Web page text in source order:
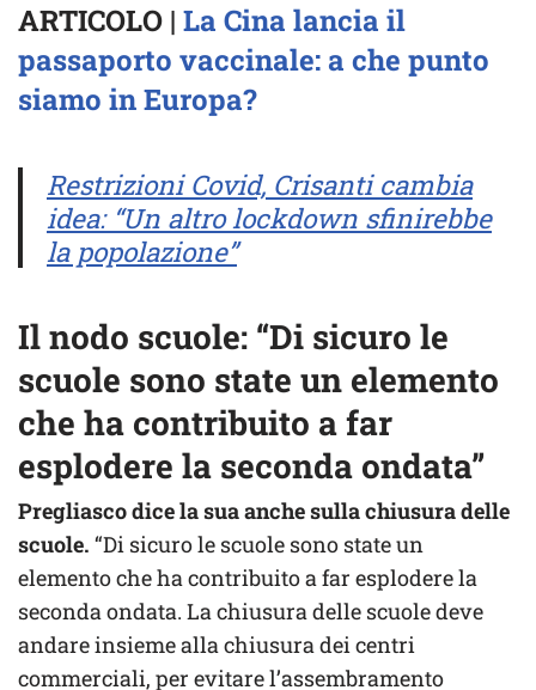
ARTICOLO | La Cina lancia il
passaporto vaccinale: a che punto
siamo in Europa?
Restrizioni Covid, Crisanti cambia
idea: “Un altro lockdown sfinirebbe
la popolazione”
Il nodo scuole: “Di sicuro le
scuole sono state un elemento
che ha contribuito a far
esplodere la seconda ondata”
Pregliasco dice la sua anche sulla chiusura delle
scuole. “Di sicuro le scuole sono state un
elemento che ha contribuito a far esplodere la
seconda ondata. La chiusura delle scuole deve
andare insieme alla chiusura dei centri
commerciali, per evitare l’assembramento